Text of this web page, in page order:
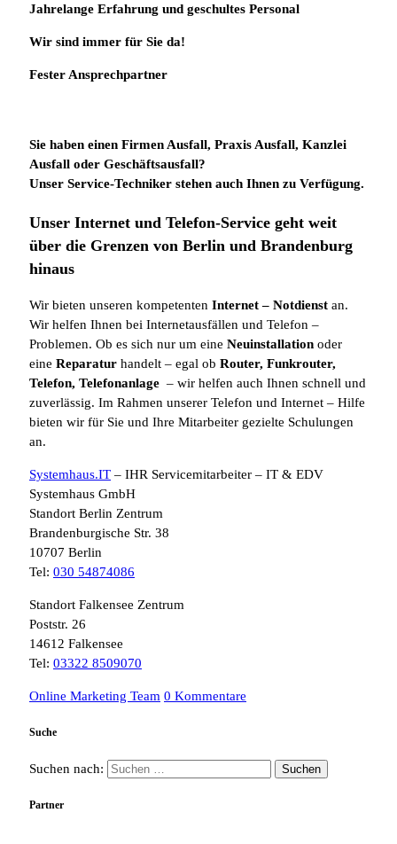
Jahrelange Erfahrung und geschultes Personal
Wir sind immer für Sie da!
Fester Ansprechpartner
Sie haben einen Firmen Ausfall, Praxis Ausfall, Kanzlei
Ausfall oder Geschäftsausfall?
Unser Service-Techniker stehen auch Ihnen zu Verfügung.
Unser Internet und Telefon-Service geht weit
über die Grenzen von Berlin und Brandenburg
hinaus
Wir bieten unseren kompetenten Internet– Notdienst an.
Wir helfen Ihnen bei Internetausfällen und Telefon –
Problemen. Ob es sich nur um eine Neuinstallation oder
eine Reparatur handelt – egal ob Router, Funkrouter,
Telefon, Telefonanlage – wir helfen auch Ihnen schnell und
zuverlässig. Im Rahmen unserer Telefon und Internet – Hilfe
bieten wir für Sie und Ihre Mitarbeiter gezielte Schulungen
an.
Systemhaus.IT – IHR Servicemitarbeiter – IT & EDV
Systemhaus GmbH
Standort Berlin Zentrum
Brandenburgische Str. 38
10707 Berlin
Tel: 030 54874086
Standort Falkensee Zentrum
Poststr. 26
14612 Falkensee
Tel: 03322 8509070
Online Marketing Team 0 Kommentare
Suche
Suchen nach:
Partner